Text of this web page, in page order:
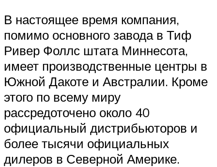
В настоящее время компания,
помимо основного завода в Тиф
Ривер Фоллс штата Миннесота,
имеет производственные центры в
Южной Дакоте и Австралии. Кроме
этого по всему миру
рассредоточено около 40
официальный дистрибьюторов и
более тысячи официальных
дилеров в Северной Америке.